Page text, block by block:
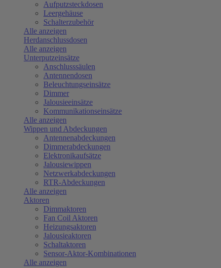
Aufputzsteckdosen
Leergehäuse
Schalterzubehör
Alle anzeigen
Herdanschlussdosen
Alle anzeigen
Unterputzeinsätze
Anschlusssäulen
Antennendosen
Beleuchtungseinsätze
Dimmer
Jalousieeinsätze
Kommunikationseinsätze
Alle anzeigen
Wippen und Abdeckungen
Antennenabdeckungen
Dimmerabdeckungen
Elektronikaufsätze
Jalousiewippen
Netzwerkabdeckungen
RTR-Abdeckungen
Alle anzeigen
Aktoren
Dimmaktoren
Fan Coil Aktoren
Heizungsaktoren
Jalousieaktoren
Schaltaktoren
Sensor-Aktor-Kombinationen
Alle anzeigen